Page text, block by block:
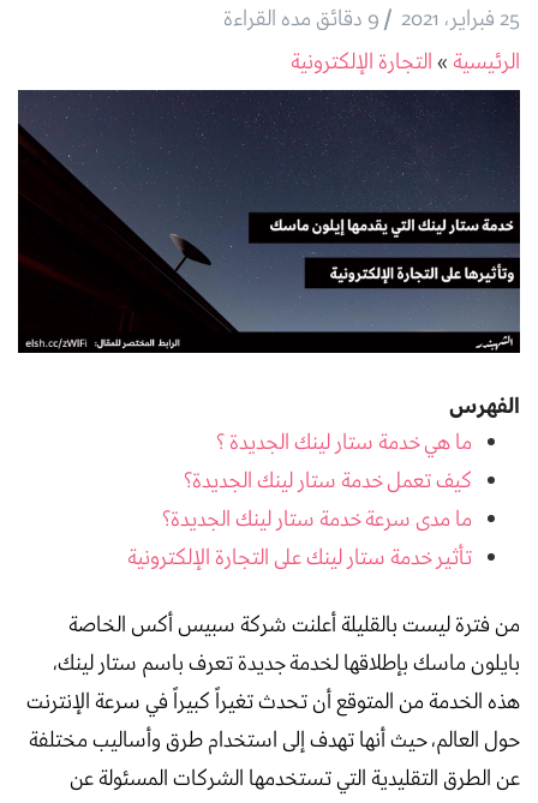
25 فبراير، 2021 /9 دقائق مده القراءة
الرئيسية »التجارة الإلكترونية
الفهرس
ما هي خدمة ستار لينك الجديدة ؟
كيف تعمل خدمة ستار لينك الجديدة؟
ما مدى سرعة خدمة ستار لينك الجديدة؟
تأثير خدمة ستار لينك على التجارة الإلكترونية
من فترة ليست بالقليلة أعلنت شركة سبيس أكس الخاصة
بايلون ماسك بإطلاقها لخدمة جديدة تعرف باسم ستار لينك،
هذه الخدمة من المتوقع أن تحدث تغيراً كبيراً في سرعة الإنترنت
حول العالم، حيث أنها تهدف إلى استخدام طرق وأساليب مختلفة
عن الطرق التقليدية التي تستخدمها الشركات المسئولة عن